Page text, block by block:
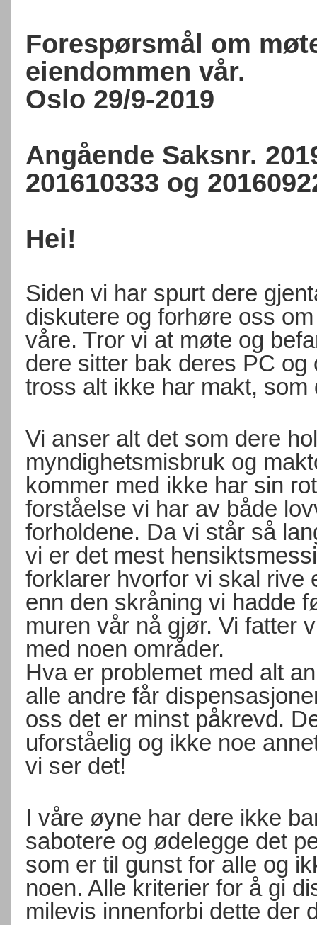
Forespørsmål om
eiendommen vår.
Oslo 29/9-2019
Angående Saksnr.
201610333 og
Hei!
Siden vi har spurt dere
diskutere og forhøre oss
våre. Tror vi at møte og
dere sitter bak deres PC
tross alt ikke har makt, som
Vi anser alt det som dere
myndighetsmisbruk og
kommer med ikke har sin
forståelse vi har av både
forholdene. Da vi står så
vi er det mest
forklarer hvorfor vi skal rive
enn den skråning vi hadde
muren vår nå gjør. Vi fatter
med noen områder.
Hva er problemet med alt
alle andre får
oss det er minst påkrevd.
uforståelig og ikke noe
vi ser det!
I våre øyne har dere ikke
sabotere og ødelegge det
som er til gunst for alle og
noen. Alle kriterier for å gi
milevis innenforbi dette der